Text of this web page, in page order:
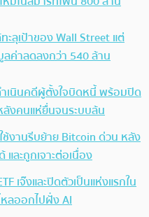
ะลุเป้าของ Wall Street แต่
ค่าลดลงกว่า 540 ล้าน
เนินคดีผู้ตั้งใจบิดหนี้ พร้อมปิด
งคนแห่ยื่นจนระบบล้น
ช้งานรีบย้าย Bitcoin ด่วน หลัง
และถูกเจาะต่อเนื่อง
เจ๊งและปิดตัวเป็นแห่งแรกใน
ลออกไปฝั่ง AI